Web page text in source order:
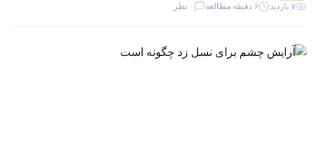
۷ بازدید ۶ دقیقه مطالعه ۰ نظر